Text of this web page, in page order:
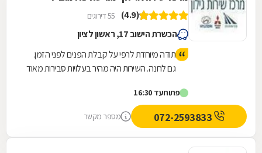
(4.9) 55 דירוגים
הכשרת הישוב 17, ראשון לציון
תודה מיוחדת לרפי על קבלת הפנים לפני הזמן.
גם לחנה. השירות היה מהיר בעלויות סבירות מאוד
ליאור היה מהיר. מומלץ מאוד
פתוחעד 16:30
מספר מקשר